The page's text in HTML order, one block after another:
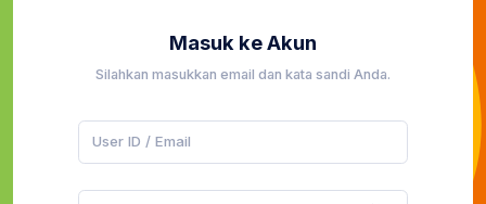
Masuk ke Akun
Silahkan masukkan email dan kata sandi Anda.